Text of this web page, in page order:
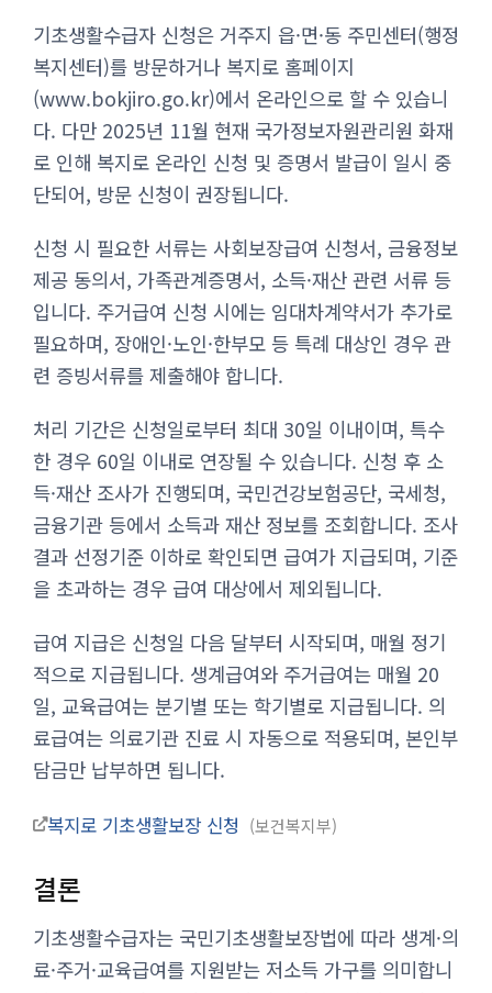
기초생활수급자 신청은 거주지 읍·면·동 주민센터(행정
복지센터)를 방문하거나 복지로 홈페이지
(www.bokjiro.go.kr)에서 온라인으로 할 수 있습니
다. 다만 2025년 11월 현재 국가정보자원관리원 화재
로 인해 복지로 온라인 신청 및 증명서 발급이 일시 중
단되어, 방문 신청이 권장됩니다.
신청 시 필요한 서류는 사회보장급여 신청서, 금융정보
제공 동의서, 가족관계증명서, 소득·재산 관련 서류 등
입니다. 주거급여 신청 시에는 임대차계약서가 추가로
필요하며, 장애인·노인·한부모 등 특례 대상인 경우 관
련 증빙서류를 제출해야 합니다.
처리 기간은 신청일로부터 최대 30일 이내이며, 특수
한 경우 60일 이내로 연장될 수 있습니다. 신청 후 소
득·재산 조사가 진행되며, 국민건강보험공단, 국세청,
금융기관 등에서 소득과 재산 정보를 조회합니다. 조사
결과 선정기준 이하로 확인되면 급여가 지급되며, 기준
을 초과하는 경우 급여 대상에서 제외됩니다.
급여 지급은 신청일 다음 달부터 시작되며, 매월 정기
적으로 지급됩니다. 생계급여와 주거급여는 매월 20
일, 교육급여는 분기별 또는 학기별로 지급됩니다. 의
료급여는 의료기관 진료 시 자동으로 적용되며, 본인부
담금만 납부하면 됩니다.
복지로 기초생활보장 신청 보건복지부
결론
기초생활수급자는 국민기초생활보장법에 따라 생계·의
료·주거·교육급여를 지원받는 저소득 가구를 의미합니